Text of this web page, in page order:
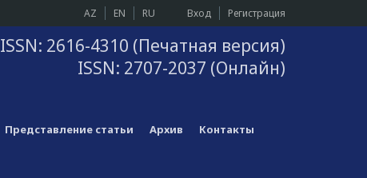
Вход Регистрация
AZ EN RU
ISSN: 2616-4310 (Печатная версия)
ISSN: 2707-2037 (Онлайн)
Представление статьи Архив Контакты